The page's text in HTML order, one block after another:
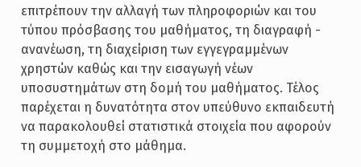
επιτρέπουν την αλλαγή των πληροφοριών και του
τύπου πρόσβασης του μαθήματος, τη διαγραφή -
ανανέωση, τη διαχείριση των εγγεγραμμένων
χρηστών καθώς και την εισαγωγή νέων
υποσυστημάτων στη δομή του μαθήματος. Τέλος
παρέχεται η δυνατότητα στον υπεύθυνο εκπαιδευτή
να παρακολουθεί στατιστικά στοιχεία που αφορούν
τη συμμετοχή στο μάθημα.